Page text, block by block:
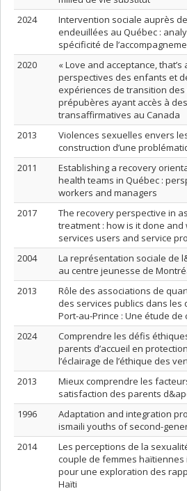
2024
Intervention sociale auprès
endeuillées au Québec :
spécificité de
2020
« Love and acceptance,
perspectives des enfants et
expériences de transition
prépubères ayant accès à
transaffirmatives au Canada
2013
Violences sexuelles envers
construction d’une
2011
Establishing a recovery
health teams in Québec :
workers and managers
2017
The recovery perspective in
treatment : how is it done
services users and service
2004
La représentation sociale de
au centre jeunesse de
2013
Rôle des associations de
des services publics dans les
Port-au-Prince : Une étude de
2024
Comprendre les défis
parents d’accueil en
l’éclairage de l’éthique des
2013
Mieux comprendre les
satisfaction des parents
1996
Adaptation and integration
ismaili youths of second-
2014
Les perceptions de la
couple de femmes haïtiennes
pour une exploration des
Haïti